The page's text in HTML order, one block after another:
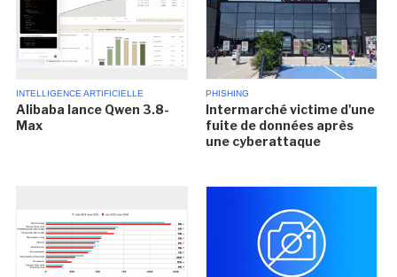
INTELLIGENCE ARTIFICIELLE
Alibaba lance Qwen 3.8-
Max
PHISHING
Intermarché victime d'une
fuite de données après
une cyberattaque